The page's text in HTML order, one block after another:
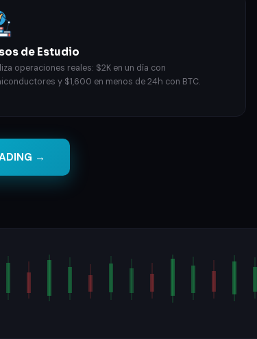
de Estudio
operaciones reales: $2K en un día con
y $1,600 en menos de 24h con BTC.
→